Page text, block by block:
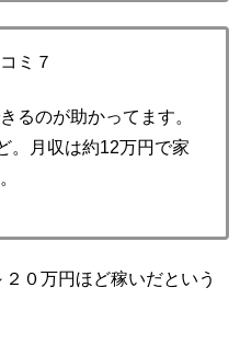
ミ７
るのが助かってます。
。月収は約12万円で家
０万円ほど稼いだという